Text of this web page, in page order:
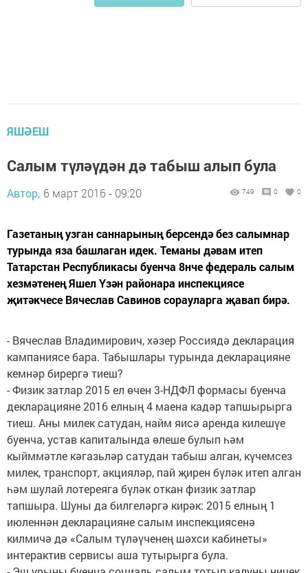
ЯШӘЕШ
Салым түләүдән дә табыш алып була
Автор, 6 март 2016 - 09:20 749 0 0
Газетаның узган саннарының берсендә без салымнар
турында яза башлаган идек. Теманы дәвам итеп
Татарстан Республикасы буенча 8нче федераль салым
хезмәтенең Яшел Үзән районара инспекциясе
җитәкчесе Вячеслав Савинов сорауларга җавап бирә.
- Вячеслав Владимирович, хәзер Россиядә декларация
кампаниясе бара. Табышлары турында декларацияне
кемнәр бирергә тиеш?
- Физик затлар 2015 ел өчен 3-НДФЛ формасы буенча
декларацияне 2016 елның 4 маена кадәр тапшырырга
тиеш. Аны милек сатудан, найм яисә аренда килешүе
буенча, устав капиталында өлеше булып һәм
кыйммәтле кәгазьләр сатудан табыш алган, күчемсез
милек, транспорт, акцияләр, пай җирен бүләк итеп алган
һәм шулай лотереяга бүләк откан физик затлар
тапшыра. Шуны да билгеләргә кирәк: 2015 елның 1
июленнән декларацияне салым инспекциясенә
килмичә дә «Салым түләүченең шәхси кабинеты»
интерактив сервисы аша тутырырга була.